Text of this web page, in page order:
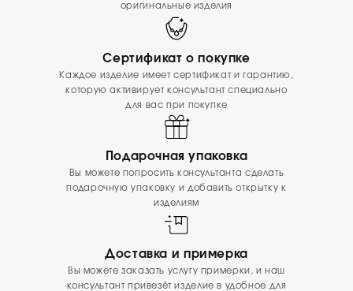
оригинальные изделия
Сертификат о покупке
Каждое изделие имеет сертификат и гарантию,
которую активирует консультант специально
для вас при покупке
Подарочная упаковка
Вы можете попросить консультанта сделать
подарочную упаковку и добавить открытку к
изделиям
Доставка и примерка
Вы можете заказать услугу примерки, и наш
консультант привезёт изделие в удобное для